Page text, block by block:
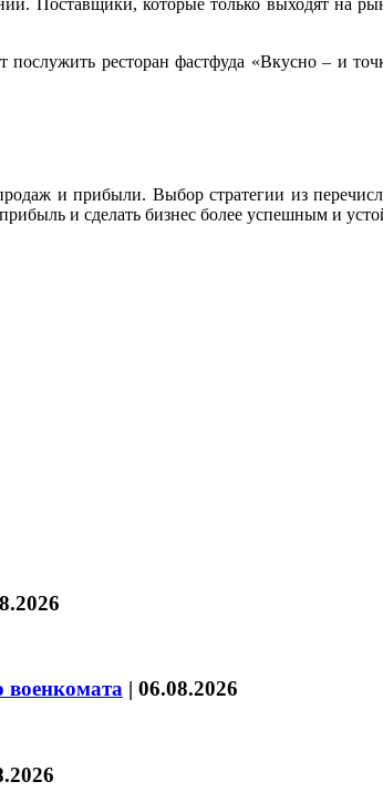
Поставщики, которые только выходят на
ресторан фастфуда «Вкусно – и
и прибыли. Выбор стратегии из
и сделать бизнес более успешным и
военкомата | 06.08.2026